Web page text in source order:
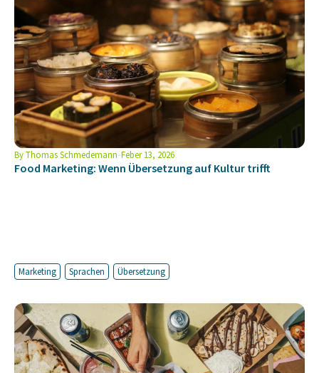
ByThomas Schmedemann Feber 13, 2026
Food Marketing: Wenn Übersetzung auf Kultur trifft
Marketing Sprachen Übersetzung